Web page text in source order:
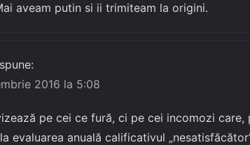
aveam putin si ii trimiteam la origini.
spune:
2016 la 5:08
pe cei ce fură, ci pe cei incomozi
evaluarea anuală calificativul